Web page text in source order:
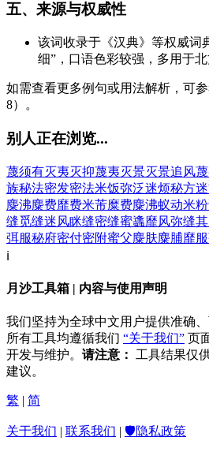
五、来源与权威性
该词收录于《汉典》等权威词
细”，口语色彩较强，多用于北
如需查看更多例句或用法解析，可参
8）。
别人正在浏览...
蔑须有灭夷灭抑蔑夷灭景灭景追风
族秘法密发密法米饭弥泛迷烦秘方
麋沸麋费靡费米芾糜费麋沸蚁动米粉
缝觅缝迷风眯缝密缝蜜蠭靡风弥缝
弭服秘府密付密附蜜父麋肤麋脯靡服
ℹ️
月沙工具箱 | 内容与使用声明
我们坚持为全球中文用户提供准确、
所有工具均遵循我们 “关于我们” 页
开发与维护。 请注意：
工具结果仅
建议。
繁 | 简
关于我们 | 联系我们 | 🛡️隐私政策